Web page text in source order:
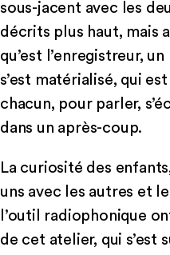
sous-jacent avec les
décrits plus haut, mais
qu’est l’enregistreur,
s’est matérialisé, qui
chacun, pour parler,
dans un après-coup.
La curiosité des
uns avec les autres et
l’outil radiophonique
de cet atelier, qui s’est